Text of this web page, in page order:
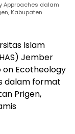
Approaches dalam
Kabupaten
Islam
Jember
Ecotheology
dalam format
Prigen,